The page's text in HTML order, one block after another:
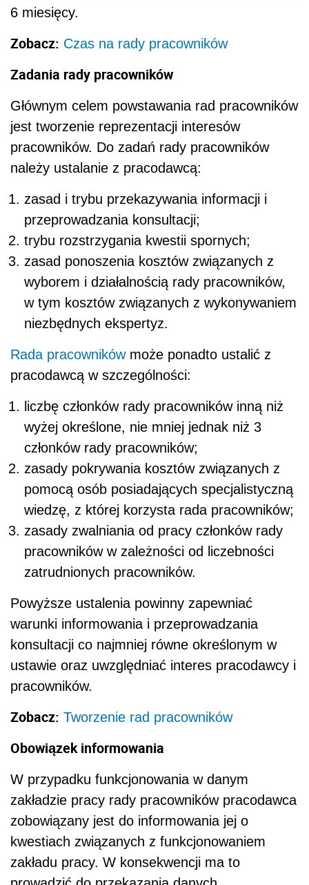
6 miesięcy.
Zobacz: Czas na rady pracowników
Zadania rady pracowników
Głównym celem powstawania rad pracowników
jest tworzenie reprezentacji interesów
pracowników. Do zadań rady pracowników
należy ustalanie z pracodawcą:
zasad i trybu przekazywania informacji i
przeprowadzania konsultacji;
trybu rozstrzygania kwestii spornych;
zasad ponoszenia kosztów związanych z
wyborem i działalnością rady pracowników,
w tym kosztów związanych z wykonywaniem
niezbędnych ekspertyz.
Rada pracownikówmoże ponadto ustalić z
pracodawcą w szczególności:
liczbę członków rady pracowników inną niż
wyżej określone, nie mniej jednak niż 3
członków rady pracowników;
zasady pokrywania kosztów związanych z
pomocą osób posiadających specjalistyczną
wiedzę, z której korzysta rada pracowników;
zasady zwalniania od pracy członków rady
pracowników w zależności od liczebności
zatrudnionych pracowników.
Powyższe ustalenia powinny zapewniać
warunki informowania i przeprowadzania
konsultacji co najmniej równe określonym w
ustawie oraz uwzględniać interes pracodawcy i
pracowników.
Zobacz: Tworzenie rad pracowników
Obowiązek informowania
W przypadku funkcjonowania w danym
zakładzie pracy rady pracowników pracodawca
zobowiązany jest do informowania jej o
kwestiach związanych z funkcjonowaniem
zakładu pracy. W konsekwencji ma to